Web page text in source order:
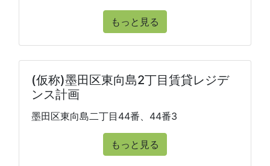
もっと見る
(仮称)墨田区東向島2丁目賃貸レジデ
ンス計画
墨田区東向島二丁目44番、44番3
もっと見る